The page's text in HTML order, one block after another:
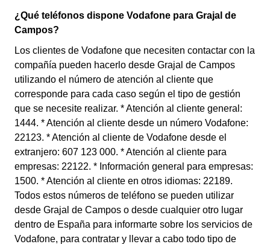
¿Qué teléfonos dispone Vodafone para Grajal de
Campos?
Los clientes de Vodafone que necesiten contactar con la
compañía pueden hacerlo desde Grajal de Campos
utilizando el número de atención al cliente que
corresponde para cada caso según el tipo de gestión
que se necesite realizar. * Atención al cliente general:
1444. * Atención al cliente desde un número Vodafone:
22123. * Atención al cliente de Vodafone desde el
extranjero: 607 123 000. * Atención al cliente para
empresas: 22122. * Información general para empresas:
1500. * Atención al cliente en otros idiomas: 22189.
Todos estos números de teléfono se pueden utilizar
desde Grajal de Campos o desde cualquier otro lugar
dentro de España para informarte sobre los servicios de
Vodafone, para contratar y llevar a cabo todo tipo de